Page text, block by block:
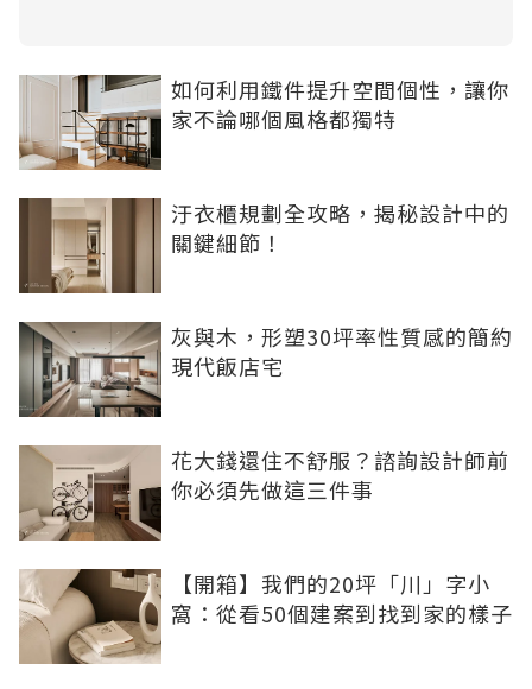
如何利用鐵件提升空間個性，讓你
家不論哪個風格都獨特
汙衣櫃規劃全攻略，揭秘設計中的
關鍵細節！
灰與木，形塑30坪率性質感的簡約
現代飯店宅
花大錢還住不舒服？諮詢設計師前
你必須先做這三件事
【開箱】我們的20坪「川」字小
窩：從看50個建案到找到家的樣子